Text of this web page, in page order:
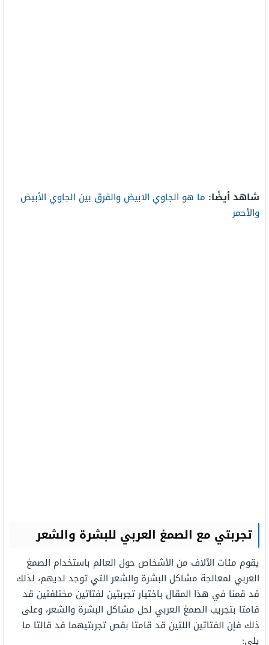
شاهد أيضًا: ما هو الجاوي الابيض والفرق بين الجاوي الأبيض
والأحمر
تجربتي مع الصمغ العربي للبشرة والشعر
يقوم مئات الآلاف من الأشخاص حول العالم باستخدام الصمغ
العربي لمعالجة مشاكل البشرة والشعر التي توجد لديهم، لذلك
قد قمنا في هذا المقال باختيار تجربتين لفتاتين مختلفتين قد
قامتا بتجريب الصمغ العربي لحل مشاكل البشرة والشعر، وعلى
ذلك فإن الفتاتين اللتين قد قامتا بقص تجربتيهما قد قالتا ما
يلي: